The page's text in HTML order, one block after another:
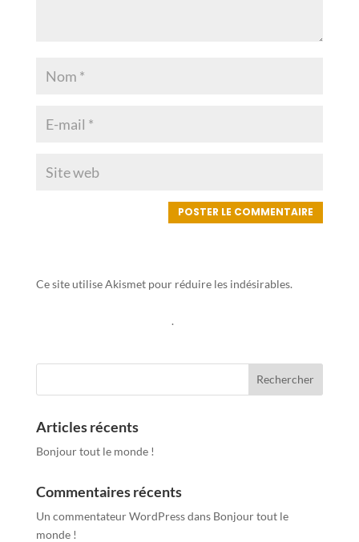
Ce site utilise Akismet pour réduire les indésirables.
.
Articles récents
Bonjour tout le monde !
Commentaires récents
Un commentateur WordPressdans Bonjour tout le
monde !